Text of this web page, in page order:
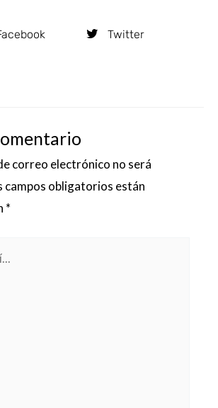
Twitter
correo electrónico no será
campos obligatorios están
*